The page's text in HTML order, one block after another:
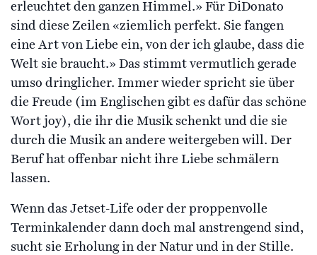
erleuchtet den ganzen Himmel.» Für DiDonato
sind diese Zeilen «ziemlich perfekt. Sie fangen
eine Art von Liebe ein, von der ich glaube, dass die
Welt sie braucht.» Das stimmt vermutlich gerade
umso dringlicher. Immer wieder spricht sie über
die Freude (im Englischen gibt es dafür das schöne
Wort joy), die ihr die Musik schenkt und die sie
durch die Musik an andere weitergeben will. Der
Beruf hat offenbar nicht ihre Liebe schmälern
lassen.
Wenn das Jetset-Life oder der proppenvolle
Terminkalender dann doch mal anstrengend sind,
sucht sie Erholung in der Natur und in der Stille.